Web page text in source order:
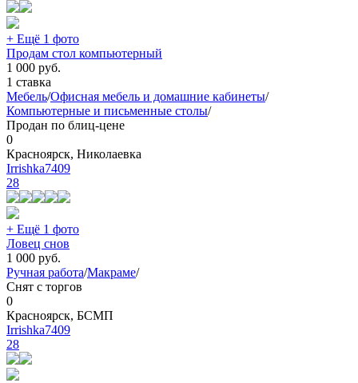
+ Ещё 1 фото
Продам стол компьютерный
1 000 руб.
1 ставка
Мебель/Офисная мебель и домашние кабинеты/
Компьютерные и письменные столы/
Продан по блиц-цене
0
Красноярск, Николаевка
Irrishka7409
28
+ Ещё 1 фото
Ловец снов
1 000 руб.
Ручная работа/Макраме/
Снят с торгов
0
Красноярск, БСМП
Irrishka7409
28